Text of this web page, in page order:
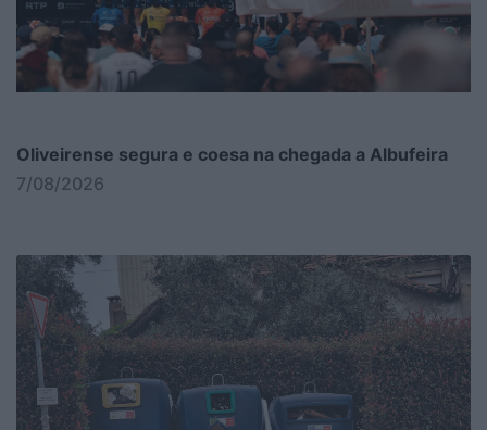
Oliveirense segura e coesa na chegada a Albufeira
7/08/2026